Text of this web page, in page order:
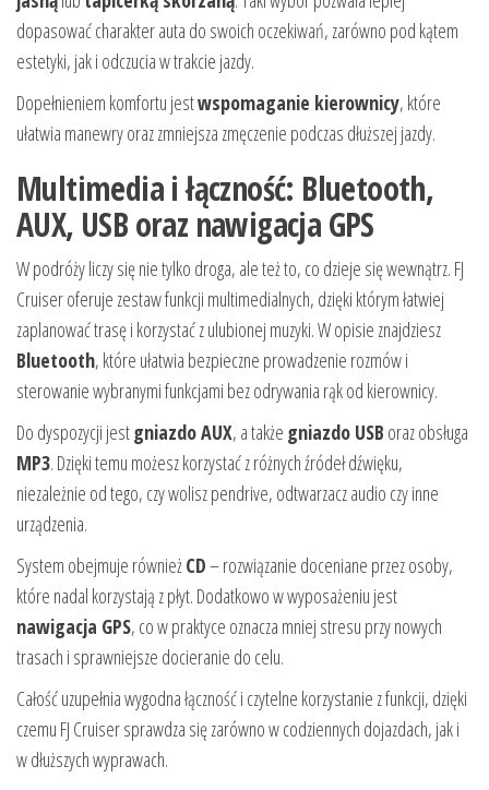
dopasować charakter auta do swoich oczekiwań, zarówno pod kątem
estetyki, jak i odczucia w trakcie jazdy.
Dopełnieniem komfortu jestwspomaganie kierownicy, które
ułatwia manewry oraz zmniejsza zmęczenie podczas dłuższej jazdy.
Multimedia i łączność: Bluetooth,
AUX, USB oraz nawigacja GPS
W podróży liczy się nie tylko droga, ale też to, co dzieje się wewnątrz. FJ
Cruiser oferuje zestaw funkcji multimedialnych, dzięki którym łatwiej
zaplanować trasę i korzystać z ulubionej muzyki. W opisie znajdziesz
Bluetooth, które ułatwia bezpieczne prowadzenie rozmów i
sterowanie wybranymi funkcjami bez odrywania rąk od kierownicy.
Do dyspozycji jestgniazdo AUX, a także gniazdo USB oraz obsługa
MP3. Dzięki temu możesz korzystać z różnych źródeł dźwięku,
niezależnie od tego, czy wolisz pendrive, odtwarzacz audio czy inne
urządzenia.
System obejmuje również CD– rozwiązanie doceniane przez osoby,
które nadal korzystają z płyt. Dodatkowo w wyposażeniu jest
nawigacja GPS, co w praktyce oznacza mniej stresu przy nowych
trasach i sprawniejsze docieranie do celu.
Całość uzupełnia wygodna łączność i czytelne korzystanie z funkcji, dzięki
czemu FJ Cruiser sprawdza się zarówno w codziennych dojazdach, jak i
w dłuższych wyprawach.